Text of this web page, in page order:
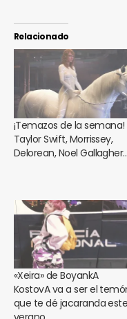
Relacionado
¡Temazos de la semana!
Taylor Swift, Morrissey,
Delorean, Noel
«Xeira» de BoyankA
KostovA va a ser el
que te dé jacaranda este